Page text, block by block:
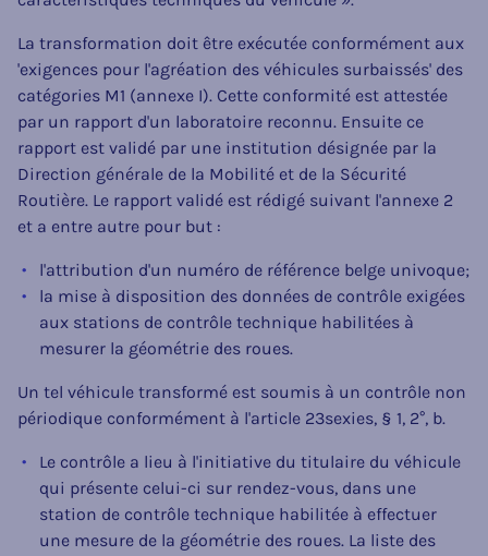
La transformation doit être exécutée conformément aux
'exigences pour l'agréation des véhicules surbaissés' des
catégories M1 (annexe I). Cette conformité est attestée
par un rapport d'un laboratoire reconnu. Ensuite ce
rapport est validé par une institution désignée par la
Direction générale de la Mobilité et de la Sécurité
Routière. Le rapport validé est rédigé suivant l'annexe 2
et a entre autre pour but :
l'attribution d'un numéro de référence belge univoque;
la mise à disposition des données de contrôle exigées
aux stations de contrôle technique habilitées à
mesurer la géométrie des roues.
Un tel véhicule transformé est soumis à un contrôle non
périodique conformément à l'article 23sexies, § 1, 2°, b.
Le contrôle a lieu à l'initiative du titulaire du véhicule
qui présente celui-ci sur rendez-vous, dans une
station de contrôle technique habilitée à effectuer
une mesure de la géométrie des roues. La liste des